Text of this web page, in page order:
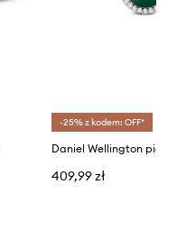
-25% z kodem: OFF*
409,99 zł